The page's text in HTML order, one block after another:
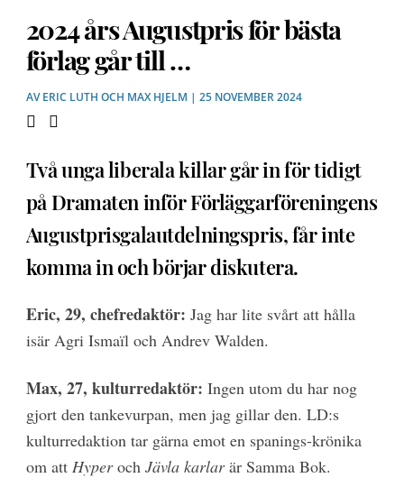
2024 års Augustpris för bästa
förlag går till …
AVERIC LUTH OCH MAX HJELM | 25 NOVEMBER 2024
Två unga liberala killar går in för tidigt
på Dramaten inför Förläggarföreningens
Augustprisgalautdelningspris, får inte
komma in och börjar diskutera.
Eric, 29, chefredaktör: Jag har lite svårt att hålla
isär Agri Ismaïl och Andrev Walden.
Max, 27, kulturredaktör: Ingen utom du har nog
gjort den tankevurpan, men jag gillar den. LD:s
kulturredaktion tar gärna emot en spanings-krönika
om att Hyperoch Jävla karlarär Samma Bok.